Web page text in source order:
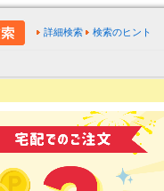
詳細検索 検索のヒント